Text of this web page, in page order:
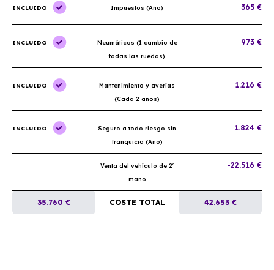
INCLUIDO Impuestos (Año) 365 €
INCLUIDO
Neumáticos (1 cambio de
todas las ruedas)
973 €
INCLUIDO
Mantenimiento y averías
(Cada 2 años)
1.216 €
INCLUIDO
Seguro a todo riesgo sin
franquicia (Año)
1.824 €
Venta del vehículo de 2ª
mano
-22.516 €
35.760 € COSTE TOTAL 42.653 €